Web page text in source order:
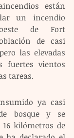
están
un incendio
de Fort
de casi
las elevadas
fuertes vientos
tareas.
ya casi
bosque y se
kilómetros de